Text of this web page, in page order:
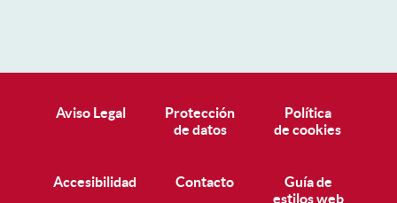
Pie de página
Aviso Legal
Protección
de datos
Política
de cookies
Accesibilidad Contacto
Guía de
estilos web